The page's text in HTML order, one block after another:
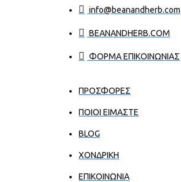
info@beanandherb.com
BEANANDHERB.COM
ΦΟΡΜΑ ΕΠΙΚΟΙΝΩΝΙΑΣ
ΠΡΟΣΦΟΡΕΣ
ΠΟΙΟΙ ΕΊΜΑΣΤΕ
BLOG
ΧΟΝΔΡΙΚΉ
ΕΠΙΚΟΙΝΩΝΊΑ